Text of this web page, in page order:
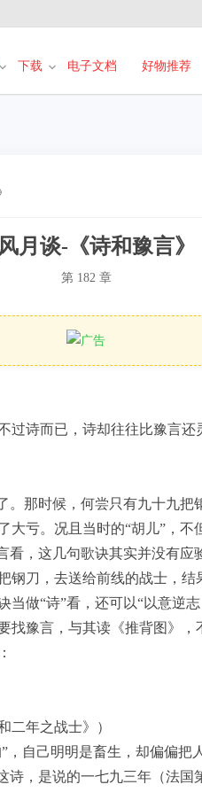
下载 电子文档 好物推荐
月谈-《诗和豫言》
第 182 章
诗而已，诗却往往比豫言还
。那时候，何尝只有九十九
亏。况且当时的“胡儿”，不
看，这几句歌诀其实并没有
钢刀，去送给前线的战士，
做“诗”看，还可以“以意逆志
找豫言，与其读《推背图》
二年之战士》）
，自己明明是畜生，却偏偏
诗，是说的一七九三年（法